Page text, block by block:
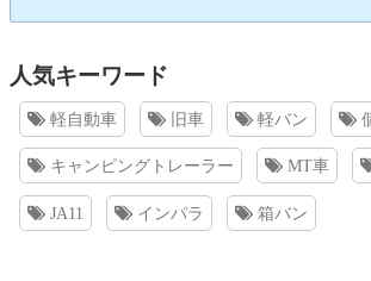
人気キーワード
軽自動車 旧車 軽バン
キャンピングトレーラー MT車
JA11 インパラ 箱バン